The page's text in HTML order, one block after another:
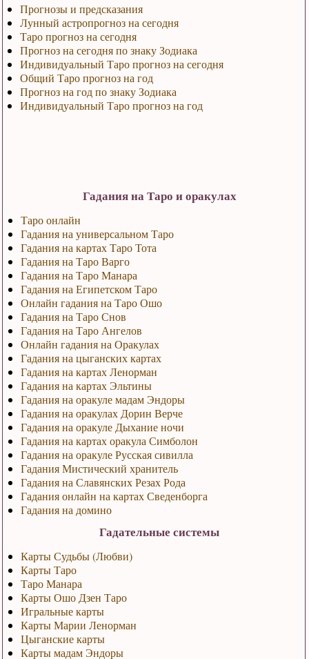
Прогнозы и предсказания
Лунный астропрогноз на сегодня
Таро прогноз на сегодня
Прогноз на сегодня по знаку Зодиака
Индивидуальный Таро прогноз на сегодня
Общий Таро прогноз на год
Прогноз на год по знаку Зодиака
Индивидуальный Таро прогноз на год
Гадания на Таро и оракулах
Таро онлайн
Гадания на универсальном Таро
Гадания на картах Таро Тота
Гадания на Таро Варго
Гадания на Таро Манара
Гадания на Египетском Таро
Онлайн гадания на Таро Ошо
Гадания на Таро Снов
Гадания на Таро Ангелов
Онлайн гадания на Оракулах
Гадания на цыганских картах
Гадания на картах Ленорман
Гадания на картах Эльтины
Гадания на оракуле мадам Эндоры
Гадания на оракулах Дорин Верче
Гадания на оракуле Дыхание ночи
Гадания на картах оракула Симболон
Гадания на оракуле Русская сивилла
Гадания Мистический хранитель
Гадания на Славянских Резах Рода
Гадания онлайн на картах Сведенборга
Гадания на домино
Гадательные системы
Карты Судьбы (Любви)
Карты Таро
Таро Манара
Карты Ошо Дзен Таро
Игральные карты
Карты Марии Ленорман
Цыганские карты
Карты мадам Эндоры